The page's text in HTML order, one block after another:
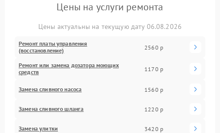
Цены на услуги ремонта
Цены актуальны на текущую дату 06.08.2026
Ремонт платы управления
(восстановление)
2560 р
Ремонт или замена дозатора моющих
средств
1170 р
Замена сливного насоса 1560 р
Замена сливного шланга 1220 р
Замена улитки 3420 р